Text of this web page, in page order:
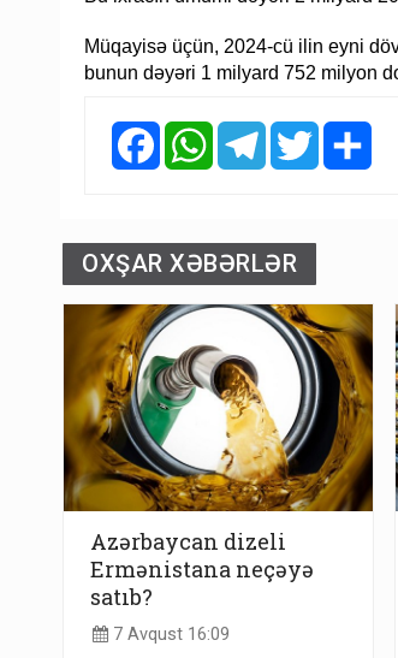
Müqayisə üçün, 2024-cü ilin eyni
bunun dəyəri 1 milyard 752 milyon
FacebookWhatsAppTelegramTwitter
OXŞAR XƏBƏRLƏR
Azərbaycan dizeli
Ermənistana neçəyə
satıb?
7 Avqust 16:09